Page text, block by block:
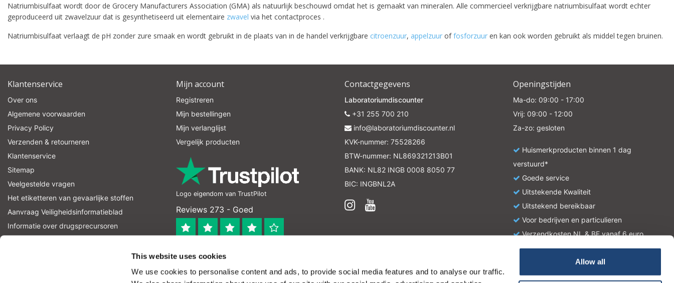
This website uses cookies
We use cookies to personalise content and ads, to provide social media features and to analyse our traffic.
Allow all
Natriumbisulfaat wordt door de Grocery Manufacturers Association (GMA) als natuurlijk beschouwd omdat het is gemaakt van mineralen. Alle commercieel verkrijgbare natriumbisulfaat wordt echter
geproduceerd uit zwavelzuur dat is gesynthetiseerd uit elementaire zwavel via het contactproces .
Natriumbisulfaat verlaagt de pH zonder zure smaak en wordt gebruikt in de plaats van in de handel verkrijgbare citroenzuur, appelzuur offosforzuur en kan ook worden gebruikt als middel tegen bruinen.
Klantenservice
Over ons
Algemene voorwaarden
Privacy Policy
Verzenden & retourneren
Klantenservice
Sitemap
Veelgestelde vragen
Het etiketteren van gevaarlijke stoffen
Aanvraag Veiligheidsinformatieblad
Informatie over drugsprecursoren
Mijn account
Registreren
Mijn bestellingen
Mijn verlanglijst
Vergelijk producten
Logo eigendom van TrustPilot
Reviews 273 - Goed
Contactgegevens
Laboratoriumdiscounter
+31 255 700 210
info@laboratoriumdiscounter.nl
KVK-nummer: 75528266
BTW-nummer: NL869321213B01
BANK: NL82 INGB 0008 8050 77
BIC: INGBNL2A
Openingstijden
Ma-do: 09:00 - 17:00
Vrij: 09:00 - 12:00
Za-zo: gesloten
Huismerkproducten binnen 1 dag
verstuurd*
Goede service
Uitstekende Kwaliteit
Uitstekend bereikbaar
Voor bedrijven en particulieren
Verzendkosten NL & BE vanaf 6 euro
Let op! Op onze productomschrijvingen kunnen geen rechten verleend worden en zijn enkel ter educatie en/of informatie en zijn geen handleiding of omschrijving hoe u het